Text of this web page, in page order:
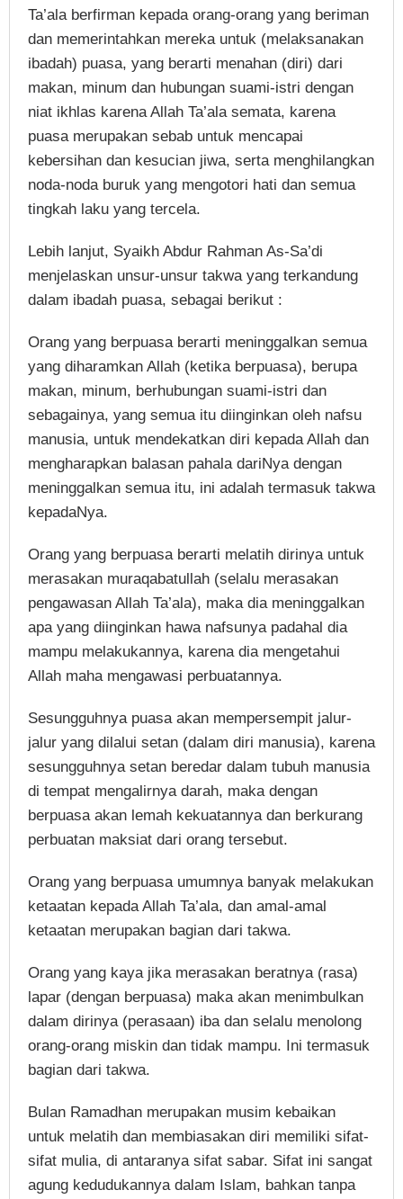
Ta’ala berfirman kepada orang-orang yang beriman
dan memerintahkan mereka untuk (melaksanakan
ibadah) puasa, yang berarti menahan (diri) dari
makan, minum dan hubungan suami-istri dengan
niat ikhlas karena Allah Ta’ala semata, karena
puasa merupakan sebab untuk mencapai
kebersihan dan kesucian jiwa, serta menghilangkan
noda-noda buruk yang mengotori hati dan semua
tingkah laku yang tercela.
Lebih lanjut, Syaikh Abdur Rahman As-Sa’di
menjelaskan unsur-unsur takwa yang terkandung
dalam ibadah puasa, sebagai berikut :
Orang yang berpuasa berarti meninggalkan semua
yang diharamkan Allah (ketika berpuasa), berupa
makan, minum, berhubungan suami-istri dan
sebagainya, yang semua itu diinginkan oleh nafsu
manusia, untuk mendekatkan diri kepada Allah dan
mengharapkan balasan pahala dariNya dengan
meninggalkan semua itu, ini adalah termasuk takwa
kepadaNya.
Orang yang berpuasa berarti melatih dirinya untuk
merasakan muraqabatullah (selalu merasakan
pengawasan Allah Ta’ala), maka dia meninggalkan
apa yang diinginkan hawa nafsunya padahal dia
mampu melakukannya, karena dia mengetahui
Allah maha mengawasi perbuatannya.
Sesungguhnya puasa akan mempersempit jalur-
jalur yang dilalui setan (dalam diri manusia), karena
sesungguhnya setan beredar dalam tubuh manusia
di tempat mengalirnya darah, maka dengan
berpuasa akan lemah kekuatannya dan berkurang
perbuatan maksiat dari orang tersebut.
Orang yang berpuasa umumnya banyak melakukan
ketaatan kepada Allah Ta’ala, dan amal-amal
ketaatan merupakan bagian dari takwa.
Orang yang kaya jika merasakan beratnya (rasa)
lapar (dengan berpuasa) maka akan menimbulkan
dalam dirinya (perasaan) iba dan selalu menolong
orang-orang miskin dan tidak mampu. Ini termasuk
bagian dari takwa.
Bulan Ramadhan merupakan musim kebaikan
untuk melatih dan membiasakan diri memiliki sifat-
sifat mulia, di antaranya sifat sabar. Sifat ini sangat
agung kedudukannya dalam Islam, bahkan tanpa